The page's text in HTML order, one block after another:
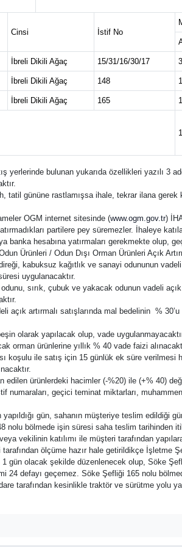
Cinsi İstif No
İbreli Dikili Ağaç 15/31/16/30/17
İbreli Dikili Ağaç 148
İbreli Dikili Ağaç 165
yerlerinde bulunan yukarıda özellikleri yazılı 3
tatil gününe rastlamışsa ihale, tekrar ilana
OGM internet sitesinde (www.ogm.gov.tr)
partilere pey süremezler. İhaleye
banka hesabına yatırmaları gerekmekte olup,
Ürünleri / Odun Dışı Orman Ürünleri Açık
kabuksuz kağıtlık ve sanayi odununun
uygulanacaktır.
sırık, çubuk ve yakacak odunun vadeli
açık artırmalı satışlarında mal bedelinin %
olarak yapılacak olup, vade
orman ürünlerine yıllık % 40 vade faizi
koşulu ile satış için 15 günlük ek süre
edilen ürünlerdeki hacimler (-%20) ile (+% 40)
numaraları, geçici teminat miktarları,
gün, sahanın müşteriye teslim
nolu bölmede işin süresi saha teslim tarihinden
vekilinin katılımı ile müşteri tarafından
tarafından ölçüme hazır hale getirildikçe
gün olacak şekilde düzenlenecek olup, Söke
24 defayı geçemez. Söke Şefliği 165 nolu
tarafından kesinlikle traktör ve sürütme yolu